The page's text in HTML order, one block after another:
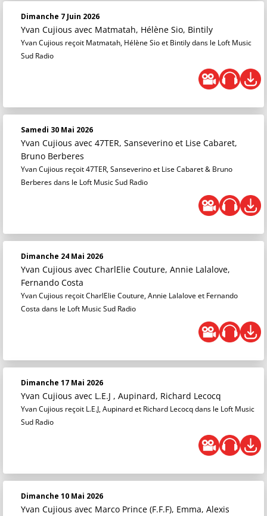
Dimanche 7 Juin 2026
Yvan Cujious avec Matmatah, Hélène Sio, Bintily
Yvan Cujious reçoit Matmatah, Hélène Sio et Bintily dans le Loft Music
Sud Radio
Samedi 30 Mai 2026
Yvan Cujious avec 47TER, Sanseverino et Lise Cabaret,
Bruno Berberes
Yvan Cujious reçoit 47TER, Sanseverino et Lise Cabaret & Bruno
Berberes dans le Loft Music Sud Radio
Dimanche 24 Mai 2026
Yvan Cujious avec CharlElie Couture, Annie Lalalove,
Fernando Costa
Yvan Cujious reçoit CharlElie Couture, Annie Lalalove et Fernando
Costa dans le Loft Music Sud Radio
Dimanche 17 Mai 2026
Yvan Cujious avec L.E.J , Aupinard, Richard Lecocq
Yvan Cujious reçoit L.E.J, Aupinard et Richard Lecocq dans le Loft Music
Sud Radio
Dimanche 10 Mai 2026
Yvan Cujious avec Marco Prince (F.F.F), Emma, Alexis